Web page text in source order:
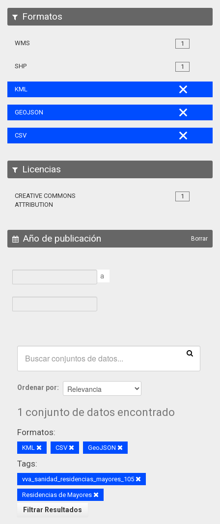
Formatos
1
WMS
1
SHP
KML
GEOJSON
CSV
Licencias
1
CREATIVE COMMONS
ATTRIBUTION
Año de publicación Borrar
a
Ordenar por
1 conjunto de datos encontrado
Formatos:
KML CSV GeoJSON
Tags:
vva_sanidad_residencias_mayores_105
Residencias de Mayores
Filtrar Resultados